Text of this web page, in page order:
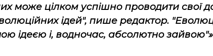
може цілком успішно проводити свої
ідей", пише редактор.
ідеєю і, водночас, абсолютно